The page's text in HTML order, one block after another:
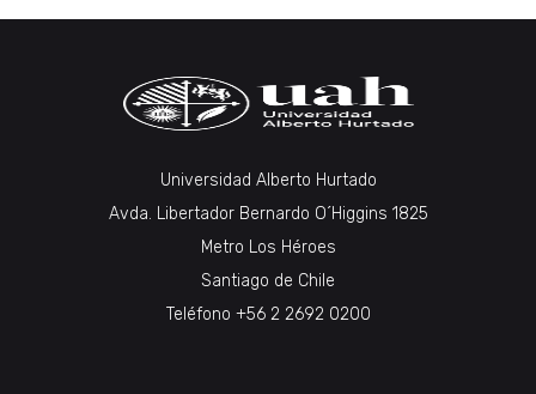
Universidad Alberto Hurtado
Avda. Libertador Bernardo O´Higgins 1825
Metro Los Héroes
Santiago de Chile
Teléfono +56 2 2692 0200